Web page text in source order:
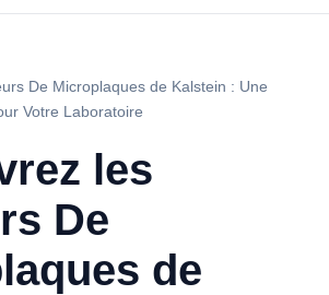
De Microplaques de Kalstein : Une
Votre Laboratoire
les
De
de